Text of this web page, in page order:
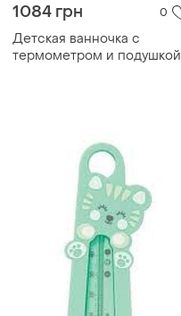
1084 грн 0
Детская ванночка с
термометром и подушкой